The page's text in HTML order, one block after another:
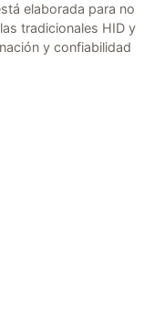
elaborada para no
tradicionales HID y
y confiabilidad
CUBO FLOOD LIGHT